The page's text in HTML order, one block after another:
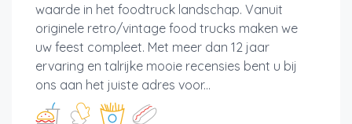
waarde in het foodtruck landschap. Vanuit
originele retro/vintage food trucks maken we
uw feest compleet. Met meer dan 12 jaar
ervaring en talrijke mooie recensies bent u bij
ons aan het juiste adres voor...